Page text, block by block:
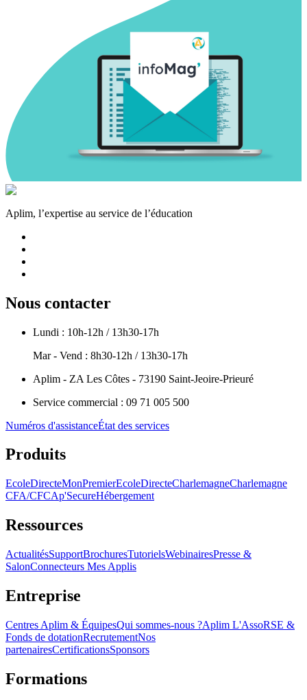
Aplim, l’expertise au service de l’éducation
Nous contacter
Lundi : 10h-12h / 13h30-17h
Mar - Vend : 8h30-12h / 13h30-17h
Aplim - ZA Les Côtes - 73190 Saint-Jeoire-Prieuré
Service commercial : 09 71 005 500
Numéros d'assistanceÉtat des services
Produits
EcoleDirecteMonPremierEcoleDirecteCharlemagneCharlemagne
CFA/CFCAp'SecureHébergement
Ressources
ActualitésSupportBrochuresTutorielsWebinairesPresse &
SalonConnecteurs Mes Applis
Entreprise
Centres Aplim & ÉquipesQui sommes-nous ?Aplim L'AssoRSE &
Fonds de dotationRecrutementNos
partenairesCertificationsSponsors
Formations